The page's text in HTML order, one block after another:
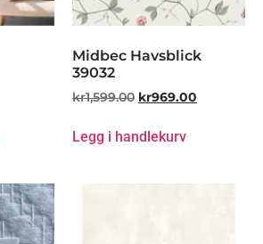
Midbec Havsblick
39032
kr1,599.00 kr969.00
Legg i handlekurv